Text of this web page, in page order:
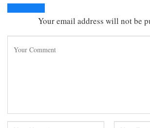
Your email address will not be